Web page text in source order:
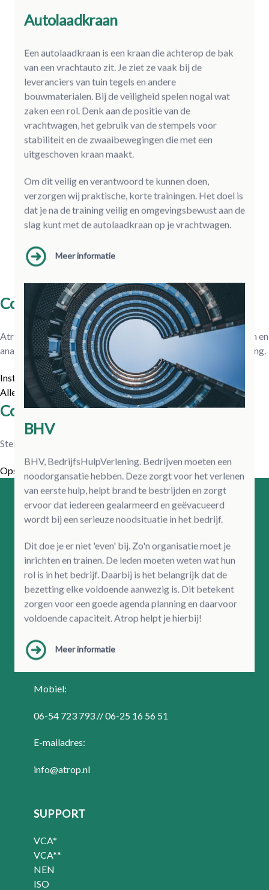
Autolaadkraan
Een autolaadkraan is een kraan die achterop de bak
van een vrachtauto zit. Je ziet ze vaak bij de
leveranciers van tuin tegels en andere
bouwmaterialen. Bij de veiligheid spelen nogal wat
zaken een rol. Denk aan de positie van de
vrachtwagen, het gebruik van de stempels voor
stabiliteit en de zwaaibewegingen die met een
uitgeschoven kraan maakt.
Om dit veilig en verantwoord te kunnen doen,
verzorgen wij praktische, korte trainingen. Het doel is
dat je na de training veilig en omgevingsbewust aan de
slag kunt met de autolaadkraan op je vrachtwagen.
Meer informatie
BHV
BHV, BedrijfsHulpVerlening. Bedrijven moeten een
noodorgansatie hebben. Deze zorgt voor het verlenen
van eerste hulp, helpt brand te bestrijden en zorgt
ervoor dat iedereen gealarmeerd en geëvacueerd
wordt bij een serieuze noodsituatie in het bedrijf.
Dit doe je er niet 'even' bij. Zo'n organisatie moet je
inrichten en trainen. De leden moeten weten wat hun
rol is in het bedrijf. Daarbij is het belangrijk dat de
bezetting elke voldoende aanwezig is. Dit betekent
zorgen voor een goede agenda planning en daarvoor
voldoende capaciteit. Atrop helpt je hierbij!
Meer informatie
Cookies
Atrop maakt gebruik van cookies om informatie te verzamelen en
analyseren over je gebruik. Hiermee optimaliseren we je ervaring.
Instellingen
Alles accepteren
Cookies
Stel hier je voorkeur in.
Opslaan
ATROP
Pieter Johan Tijkenstraat 28
3176VG Poortugaal
Nederland
CONTACT
+31 10 50 144 76
Mobiel:
06-54 723 793 // 06-25 16 56 51
E-mailadres:
info@atrop.nl
SUPPORT
VCA*
VCA**
NEN
ISO